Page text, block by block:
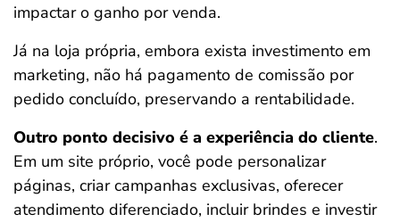
impactar o ganho por venda.
Já na loja própria, embora exista investimento em
marketing, não há pagamento de comissão por
pedido concluído, preservando a rentabilidade.
Outro ponto decisivo é a experiência do cliente.
Em um site próprio, você pode personalizar
páginas, criar campanhas exclusivas, oferecer
atendimento diferenciado, incluir brindes e investir